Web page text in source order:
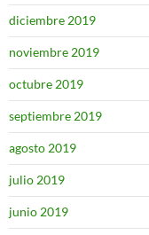
diciembre 2019
noviembre 2019
octubre 2019
septiembre 2019
agosto 2019
julio 2019
junio 2019